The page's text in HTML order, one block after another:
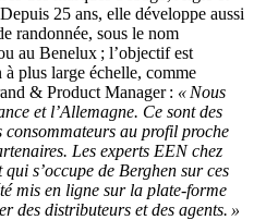
25 ans, elle développe aussi
randonnée, sous le nom
au Benelux ; l’objectif est
plus large échelle, comme
& Product Manager : « Nous
et l’Allemagne. Ce sont des
consommateurs au profil proche
Les experts EEN chez
s’occupe de Berghen sur ces
mis en ligne sur la plate-forme
des distributeurs et des agents. »